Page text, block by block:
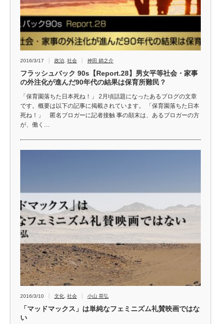
2016/3/17 政治 社会 神田 錦之介
フラッシュバック 90s【Report.28】男女平等社会・家事
の外注化が進んだ90年代の結果は保育所難民？
「保育園落ちた日本死ね！」 2月頃話題になったあるブログの文章
です。概要は以下の記事に掲載されています。 「保育園落ちた日本
死ね！」 匿名ブロガーに記者接触 事の顛末は、あるブロガーの方
が、働く…
2016/3/10 文化 社会 小山 晃弘
「マッドマックス」は単純なフェミニズム礼賛映画ではな
い